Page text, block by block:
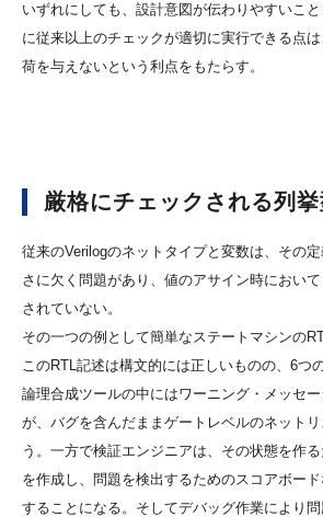
いずれにしても、設計意図が伝わりやすいこ
に従来以上のチェックが適切に実行できる点
荷を与えないという利点をもたらす。
厳格にチェックされる列挙
従来のVerilogのネットタイプと変数は、その
さに欠く問題があり、値のアサイン時におい
されていない。
その一つの例として簡単なステートマシンの
このRTL記述は構文的には正しいものの、6つ
論理合成ツールの中にはワーニング・メッセ
が、バグを含んだままゲートレベルのネット
う。一方で検証エンジニアは、その状態を作
を作成し、問題を検出するためのスコアボー
することになる。そしてデバッグ作業により問